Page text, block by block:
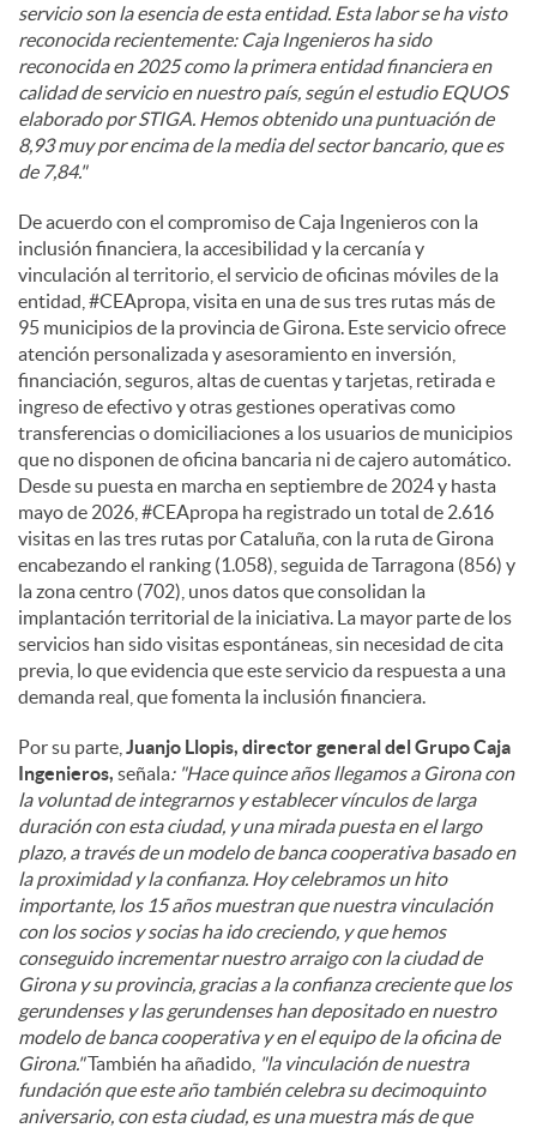
servicio son la esencia de esta entidad. Esta labor se ha visto
reconocida recientemente: Caja Ingenieros ha sido
reconocida en 2025 como la primera entidad financiera en
calidad de servicio en nuestro país, según el estudio EQUOS
elaborado por STIGA. Hemos obtenido una puntuación de
8,93 muy por encima de la media del sector bancario, que es
de 7,84."
De acuerdo con el compromiso de Caja Ingenieros con la
inclusión financiera, la accesibilidad y la cercanía y
vinculación al territorio, el servicio de oficinas móviles de la
entidad, #CEApropa, visita en una de sus tres rutas más de
95 municipios de la provincia de Girona. Este servicio ofrece
atención personalizada y asesoramiento en inversión,
financiación, seguros, altas de cuentas y tarjetas, retirada e
ingreso de efectivo y otras gestiones operativas como
transferencias o domiciliaciones a los usuarios de municipios
que no disponen de oficina bancaria ni de cajero automático.
Desde su puesta en marcha en septiembre de 2024 y hasta
mayo de 2026, #CEApropa ha registrado un total de 2.616
visitas en las tres rutas por Cataluña, con la ruta de Girona
encabezando el ranking (1.058), seguida de Tarragona (856) y
la zona centro (702), unos datos que consolidan la
implantación territorial de la iniciativa. La mayor parte de los
servicios han sido visitas espontáneas, sin necesidad de cita
previa, lo que evidencia que este servicio da respuesta a una
demanda real, que fomenta la inclusión financiera.
Por su parte, Juanjo Llopis, director general del Grupo Caja
Ingenieros, señala: "Hace quince años llegamos a Girona con
la voluntad de integrarnos y establecer vínculos de larga
duración con esta ciudad, y una mirada puesta en el largo
plazo, a través de un modelo de banca cooperativa basado en
la proximidad y la confianza. Hoy celebramos un hito
importante, los 15 años muestran que nuestra vinculación
con los socios y socias ha ido creciendo, y que hemos
conseguido incrementar nuestro arraigo con la ciudad de
Girona y su provincia, gracias a la confianza creciente que los
gerundenses y las gerundenses han depositado en nuestro
modelo de banca cooperativa y en el equipo de la oficina de
Girona."También ha añadido, "la vinculación de nuestra
fundación que este año también celebra su decimoquinto
aniversario, con esta ciudad, es una muestra más de que